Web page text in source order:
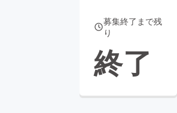
募集終了まで残
り
終了